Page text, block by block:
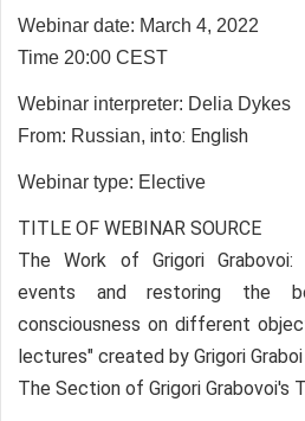
Webinar date: March 4, 2022
Time 20:00 CEST
Webinar interpreter: Delia Dykes
From: Russian, into: English
Webinar type: Elective
TITLE OF WEBINAR SOURCE
The Work of Grigori Grabovoi:
events and restoring the
consciousness on different
lectures" created by Grigori
The Section of Grigori Grabovoi's